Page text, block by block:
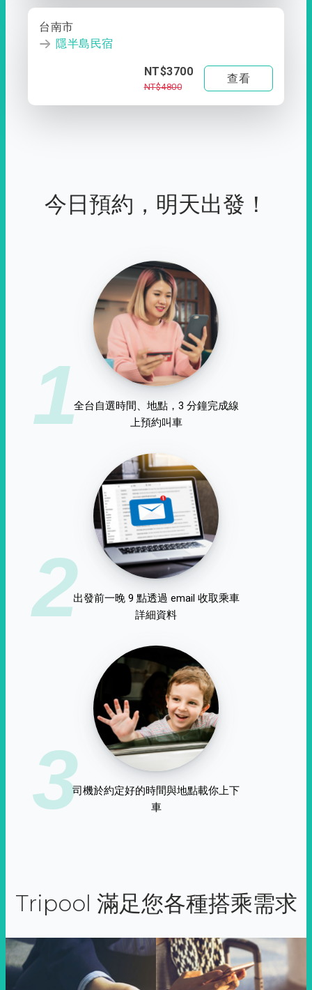
台南市
隱半島民宿
NT$3700
NT$4800
查看
今日預約，明天出發！
1全台自選時間、地點，3 分鐘完成線
上預約叫車
2出發前一晚 9 點透過 email 收取乘車
詳細資料
3司機於約定好的時間與地點載你上下
車
Tripool 滿足您各種搭乘需求